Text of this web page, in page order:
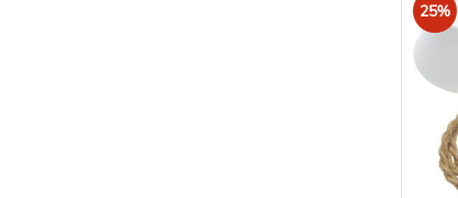
25%